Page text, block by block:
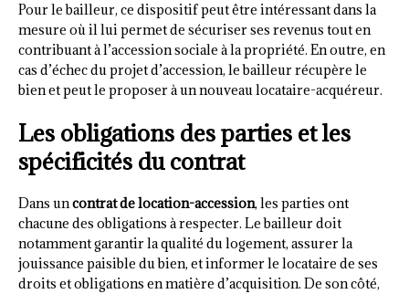
Pour le bailleur, ce dispositif peut être intéressant dans la
mesure où il lui permet de sécuriser ses revenus tout en
contribuant à l’accession sociale à la propriété. En outre, en
cas d’échec du projet d’accession, le bailleur récupère le
bien et peut le proposer à un nouveau locataire-acquéreur.
Les obligations des parties et les
spécificités du contrat
Dans uncontrat de location-accession, les parties ont
chacune des obligations à respecter. Le bailleur doit
notamment garantir la qualité du logement, assurer la
jouissance paisible du bien, et informer le locataire de ses
droits et obligations en matière d’acquisition. De son côté,